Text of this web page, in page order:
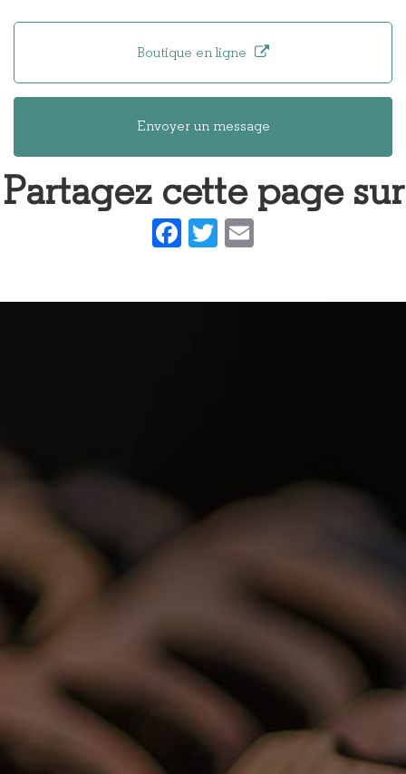
en bois et
Boutique en ligne
Envoyer un message
Partagez cette page sur
Facebook
Twitter